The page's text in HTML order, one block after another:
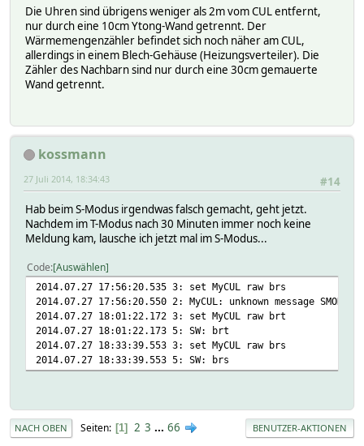
Die Uhren sind übrigens weniger als 2m vom CUL entfernt,
nur durch eine 10cm Ytong-Wand getrennt. Der
Wärmemengenzähler befindet sich noch näher am CUL,
allerdings in einem Blech-Gehäuse (Heizungsverteiler). Die
Zähler des Nachbarn sind nur durch eine 30cm gemauerte
Wand getrennt.
kossmann
#14
27 Juli 2014, 18:34:43
Hab beim S-Modus irgendwas falsch gemacht, geht jetzt.
Nachdem im T-Modus nach 30 Minuten immer noch keine
Meldung kam, lausche ich jetzt mal im S-Modus...
Code Auswählen
2014.07.27 17:56:20.535 3: set MyCUL raw brs
2014.07.27 17:56:20.550 2: MyCUL: unknown message SMODE
2014.07.27 18:01:22.172 3: set MyCUL raw brt
2014.07.27 18:01:22.173 5: SW: brt
2014.07.27 18:33:39.553 3: set MyCUL raw brs
2014.07.27 18:33:39.553 5: SW: brs
NACH OBEN Seiten 1 2 3 ... 66 BENUTZER-AKTIONEN